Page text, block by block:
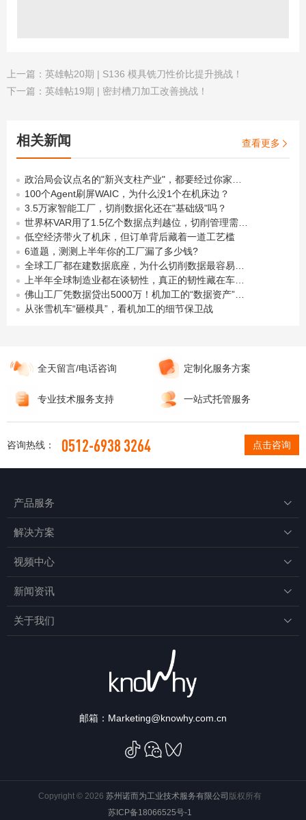
上一篇： 英雄帖20期 | S136 模具铣刀性价比提升挑战！
下一篇： 英雄帖19期 | 密封槽刀加工改善挑战！
相关新闻 查看更多 
100个Agent刷屏WAIC，为什么没1个在机床边？
3.5万家智能工厂，切削数据化还在"基础级"吗？
低空经济带火了机床，但订单背后藏着一道工艺槛
6道题，测测上半年你的工厂漏了多少钱?
从张雪机车“砸模具”，看机加工的细节保卫战
全天留言/电话咨询 定制化服务方案
专业技术服务支持 一站式托管服务
咨询热线： 0512-6938 3264 点击咨询
产品服务 
解决方案 
视频中心 
新闻资讯 
关于我们 
邮箱： Marketing@knowhy.com.cn
Copyright © 2026 苏州诺而为工业技术服务有限公司 版权所有
苏ICP备18066525号-1